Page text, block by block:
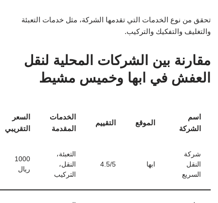
تحقق من نوع الخدمات التي تقدمها الشركة، مثل خدمات التعبئة
والتغليف والتفكيك والتركيب.
مقارنة بين الشركات المحلية لنقل
العفش في ابها وخميس مشيط
اسم
الشركة
الموقع التقييم
الخدمات
المقدمة
السعر
التقريبي
شركة
النقل
السريع
ابها 4.5/5
التعبئة،
النقل،
التركيب
1000
ريال